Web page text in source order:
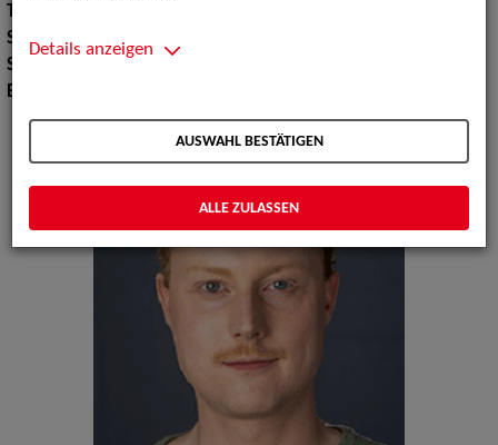
Tanz:
Sport: Fechten
Sprachen:
Erscheinungsbild:
Details anzeigen
AUSWAHL BESTÄTIGEN
ALLE ZULASSEN